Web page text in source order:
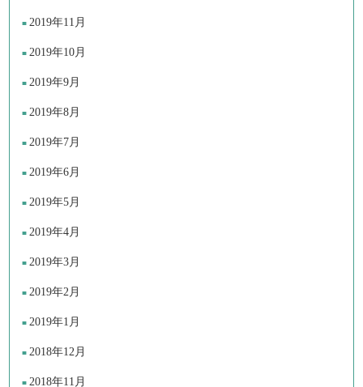
2019年11月
2019年10月
2019年9月
2019年8月
2019年7月
2019年6月
2019年5月
2019年4月
2019年3月
2019年2月
2019年1月
2018年12月
2018年11月